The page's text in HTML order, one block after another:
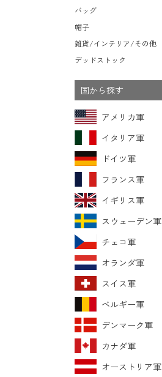
バッグ
帽子
雑貨/インテリア/その他
デッドストック
国から探す
アメリカ軍
イタリア軍
ドイツ軍
フランス軍
イギリス軍
スウェーデン軍
チェコ軍
オランダ軍
スイス軍
ベルギー軍
デンマーク軍
カナダ軍
オーストリア軍